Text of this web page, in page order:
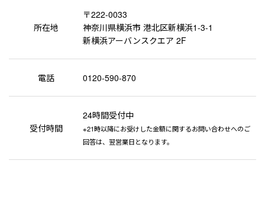
所在地
〒222-0033
神奈川県横浜市 港北区新横浜1-3-1
新横浜アーバンスクエア 2F
電話 0120-590-870
受付時間
24時間受付中
※21時以降にお受けした金額に関するお問い合わせへのご
回答は、翌営業日となります。